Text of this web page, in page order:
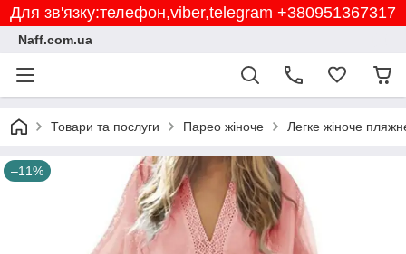
Для зв'язку:телефон,viber,telegram +380951367317
Naff.com.ua
Товари та послуги Парео жіноче Легке жіноче
–11%